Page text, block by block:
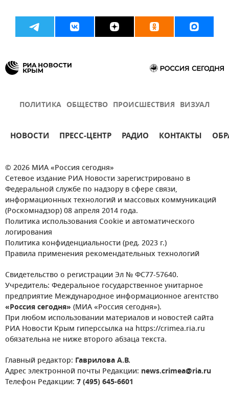
ПОЛИТИКА ОБЩЕСТВО ПРОИСШЕСТВИЯ ВИЗУАЛ
НОВОСТИ ПРЕСС-ЦЕНТР РАДИО КОНТАКТЫ
© 2026 МИА «Россия сегодня»
Сетевое издание РИА Новости зарегистрировано в
Федеральной службе по надзору в сфере связи,
информационных технологий и массовых коммуникаций
(Роскомнадзор) 08 апреля 2014 года.
Политика использования Cookie и автоматического
логирования
Политика конфиденциальности (ред. 2023 г.)
Правила применения рекомендательных технологий
Свидетельство о регистрации Эл № ФС77-57640.
Учредитель: Федеральное государственное унитарное
предприятие Международное информационное агентство
«Россия сегодня» (МИА «Россия сегодня»).
При любом использовании материалов и новостей сайта
РИА Новости Крым гиперссылка на https://crimea.ria.ru
обязательна не ниже второго абзаца текста.
Главный редактор: Гаврилова А.В.
Адрес электронной почты Редакции: news.crimea@ria.ru
Телефон Редакции: 7 (495) 645-6601